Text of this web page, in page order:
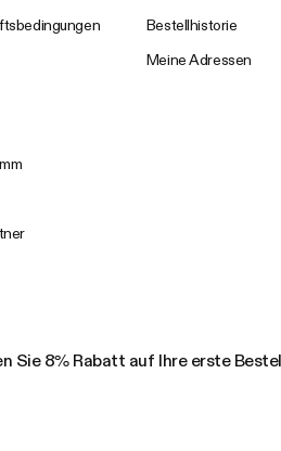
Bestellhistorie
Meine Adressen
Sie 8% Rabatt auf Ihre erste